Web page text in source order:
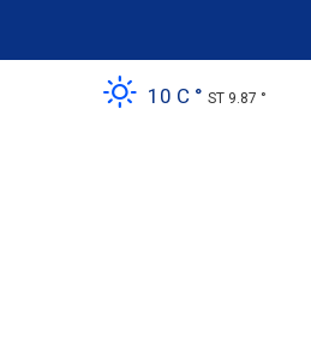
10 C ° ST 9.87 °